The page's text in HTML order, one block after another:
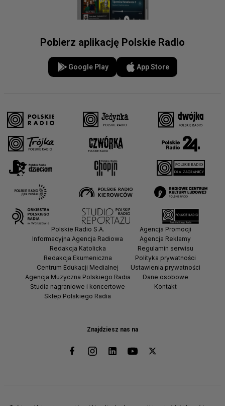
Pobierz aplikację Polskie Radio
Google Play App Store
Znajdziesz nas na
Polskie Radio S.A.
Informacyjna Agencja Radiowa
Redakcja Katolicka
Redakcja Ekumeniczna
Centrum Edukacji Medialnej
Agencja Muzyczna Polskiego Radia
Studia nagraniowe i koncertowe
Sklep Polskiego Radia
Agencja Promocji
Agencja Reklamy
Regulamin serwisu
Polityka prywatności
Ustawienia prywatności
Dane osobowe
Kontakt